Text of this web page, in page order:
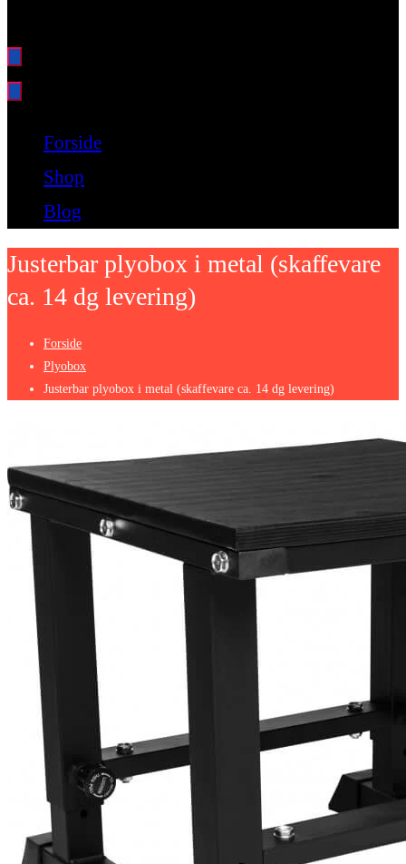
Bare endnu et fitness websted
Forside
Shop
Blog
Justerbar plyobox i metal (skaffevare
ca. 14 dg levering)
Forside
Plyobox
Justerbar plyobox i metal (skaffevare ca. 14 dg levering)